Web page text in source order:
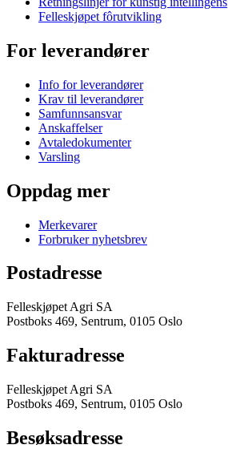
Felleskjøpet fôrutvikling
For leverandører
Info for leverandører
Krav til leverandører
Samfunnsansvar
Anskaffelser
Avtaledokumenter
Varsling
Oppdag mer
Merkevarer
Forbruker nyhetsbrev
Postadresse
Felleskjøpet Agri SA
Postboks 469, Sentrum, 0105 Oslo
Fakturadresse
Felleskjøpet Agri SA
Postboks 469, Sentrum, 0105 Oslo
Besøksadresse